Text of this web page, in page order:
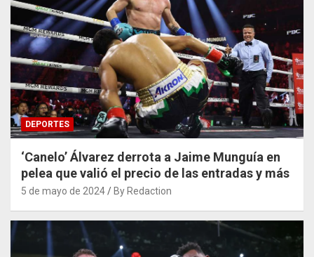
DEPORTES
‘Canelo’ Álvarez derrota a Jaime Munguía en
pelea que valió el precio de las entradas y más
5 de mayo de 2024 By Redaction